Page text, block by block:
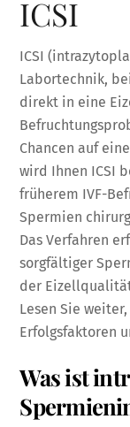
ICSI
ICSI
Labortechnik,
direkt in eine
Chancen auf
wird Ihnen ICSI
früherem IVF-
Spermien
Das Verfahren
sorgfältiger
der
Lesen Sie
Erfolgsfaktoren
Was ist